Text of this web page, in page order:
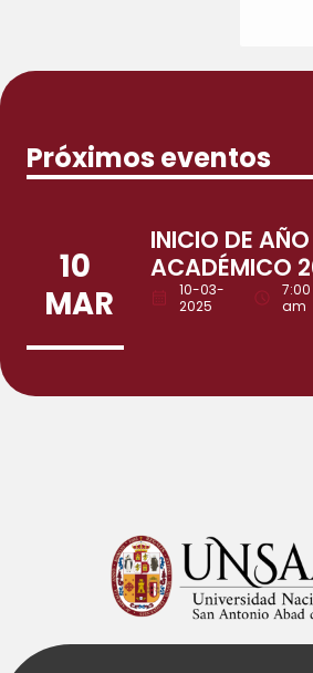
Próximos eventos
10
MAR
INICIO DE AÑO
ACADÉMICO
10-03-
2025
7:00
am